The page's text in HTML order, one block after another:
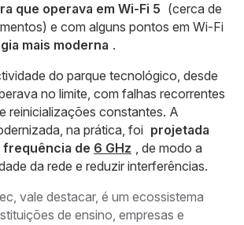
que operava em Wi-Fi 5 (cerca de
e com alguns pontos em Wi-Fi
mais moderna .
do parque tecnológico, desde
no limite, com falhas recorrentes
reinicializações constantes. A
na prática, foi projetada
frequência de 6 GHz , de modo a
da rede e reduzir interferências.
vale destacar, é um ecossistema
de ensino, empresas e